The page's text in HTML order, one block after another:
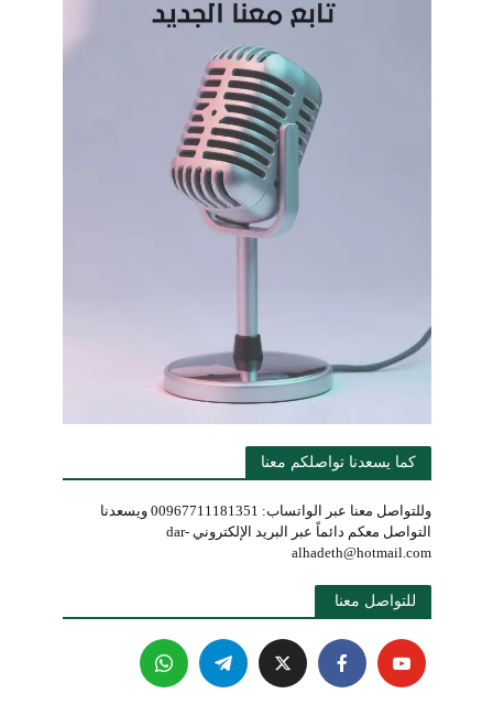
كما يسعدنا تواصلكم معنا
وللتواصل معنا عبر الواتساب: 00967711181351 ويسعدنا
التواصل معكم دائماً عبر البريد الإلكتروني dar-
alhadeth@hotmail.com
للتواصل معنا